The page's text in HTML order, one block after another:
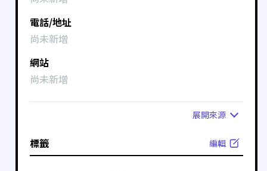
電話/地址
尚未新增
網站
尚未新增
展開來源
標籤 編輯